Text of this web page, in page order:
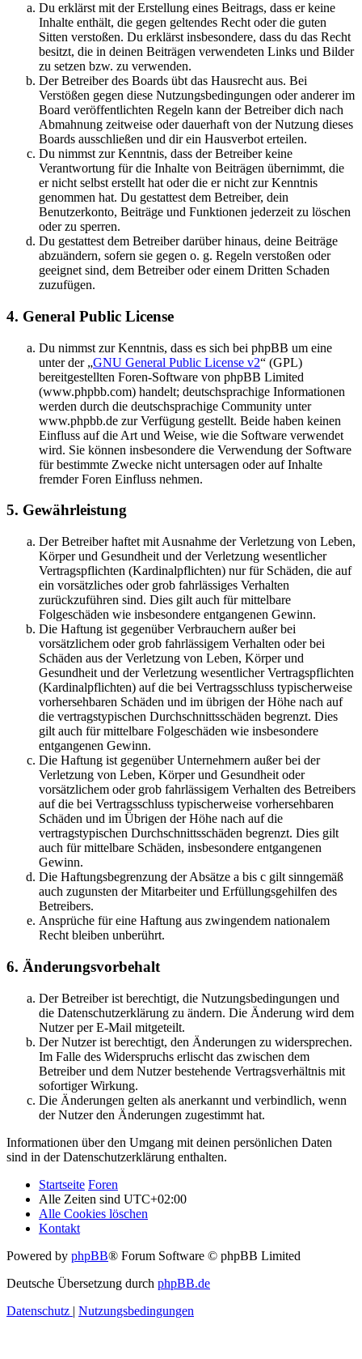
Du erklärst mit der Erstellung eines Beitrags, dass er keine
Inhalte enthält, die gegen geltendes Recht oder die guten
Sitten verstoßen. Du erklärst insbesondere, dass du das Recht
besitzt, die in deinen Beiträgen verwendeten Links und Bilder
zu setzen bzw. zu verwenden.
Der Betreiber des Boards übt das Hausrecht aus. Bei
Verstößen gegen diese Nutzungsbedingungen oder anderer im
Board veröffentlichten Regeln kann der Betreiber dich nach
Abmahnung zeitweise oder dauerhaft von der Nutzung dieses
Boards ausschließen und dir ein Hausverbot erteilen.
Du nimmst zur Kenntnis, dass der Betreiber keine
Verantwortung für die Inhalte von Beiträgen übernimmt, die
er nicht selbst erstellt hat oder die er nicht zur Kenntnis
genommen hat. Du gestattest dem Betreiber, dein
Benutzerkonto, Beiträge und Funktionen jederzeit zu löschen
oder zu sperren.
Du gestattest dem Betreiber darüber hinaus, deine Beiträge
abzuändern, sofern sie gegen o. g. Regeln verstoßen oder
geeignet sind, dem Betreiber oder einem Dritten Schaden
zuzufügen.
4. General Public License
Du nimmst zur Kenntnis, dass es sich bei phpBB um eine
unter der „GNU General Public License v2“ (GPL)
bereitgestellten Foren-Software von phpBB Limited
(www.phpbb.com) handelt; deutschsprachige Informationen
werden durch die deutschsprachige Community unter
www.phpbb.de zur Verfügung gestellt. Beide haben keinen
Einfluss auf die Art und Weise, wie die Software verwendet
wird. Sie können insbesondere die Verwendung der Software
für bestimmte Zwecke nicht untersagen oder auf Inhalte
fremder Foren Einfluss nehmen.
5. Gewährleistung
Der Betreiber haftet mit Ausnahme der Verletzung von Leben,
Körper und Gesundheit und der Verletzung wesentlicher
Vertragspflichten (Kardinalpflichten) nur für Schäden, die auf
ein vorsätzliches oder grob fahrlässiges Verhalten
zurückzuführen sind. Dies gilt auch für mittelbare
Folgeschäden wie insbesondere entgangenen Gewinn.
Die Haftung ist gegenüber Verbrauchern außer bei
vorsätzlichem oder grob fahrlässigem Verhalten oder bei
Schäden aus der Verletzung von Leben, Körper und
Gesundheit und der Verletzung wesentlicher Vertragspflichten
(Kardinalpflichten) auf die bei Vertragsschluss typischerweise
vorhersehbaren Schäden und im übrigen der Höhe nach auf
die vertragstypischen Durchschnittsschäden begrenzt. Dies
gilt auch für mittelbare Folgeschäden wie insbesondere
entgangenen Gewinn.
Die Haftung ist gegenüber Unternehmern außer bei der
Verletzung von Leben, Körper und Gesundheit oder
vorsätzlichem oder grob fahrlässigem Verhalten des Betreibers
auf die bei Vertragsschluss typischerweise vorhersehbaren
Schäden und im Übrigen der Höhe nach auf die
vertragstypischen Durchschnittsschäden begrenzt. Dies gilt
auch für mittelbare Schäden, insbesondere entgangenen
Gewinn.
Die Haftungsbegrenzung der Absätze a bis c gilt sinngemäß
auch zugunsten der Mitarbeiter und Erfüllungsgehilfen des
Betreibers.
Ansprüche für eine Haftung aus zwingendem nationalem
Recht bleiben unberührt.
6. Änderungsvorbehalt
Der Betreiber ist berechtigt, die Nutzungsbedingungen und
die Datenschutzerklärung zu ändern. Die Änderung wird dem
Nutzer per E-Mail mitgeteilt.
Der Nutzer ist berechtigt, den Änderungen zu widersprechen.
Im Falle des Widerspruchs erlischt das zwischen dem
Betreiber und dem Nutzer bestehende Vertragsverhältnis mit
sofortiger Wirkung.
Die Änderungen gelten als anerkannt und verbindlich, wenn
der Nutzer den Änderungen zugestimmt hat.
Informationen über den Umgang mit deinen persönlichen Daten
sind in der Datenschutzerklärung enthalten.
Startseite Foren
Alle Zeiten sind UTC+02:00
Alle Cookies löschen
Kontakt
Powered by phpBB® Forum Software © phpBB Limited
Deutsche Übersetzung durch phpBB.de
Datenschutz | Nutzungsbedingungen